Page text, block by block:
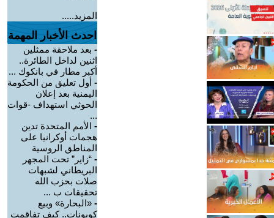
المزيد.....
احدث الأخبار المهمة
- بعد ملاحقة ممثلين
اثنين لداخل الطائرة..
أكبر مطار في بانكوك ...
- أول تعليق من الحكومة
اليمنية بعد إعلان
الحوثي استهداف -قوات
...
- الأمم المتحدة تدين
هجمات أوكرانيا على
المناطق الروسية
- “زاير” تحت المجهر
البريطاني لشبهات
صلات بحزب الله
تحقيقات ب ...
- «البحارة» وبيع
كوبونات.. كيف تفاقمت